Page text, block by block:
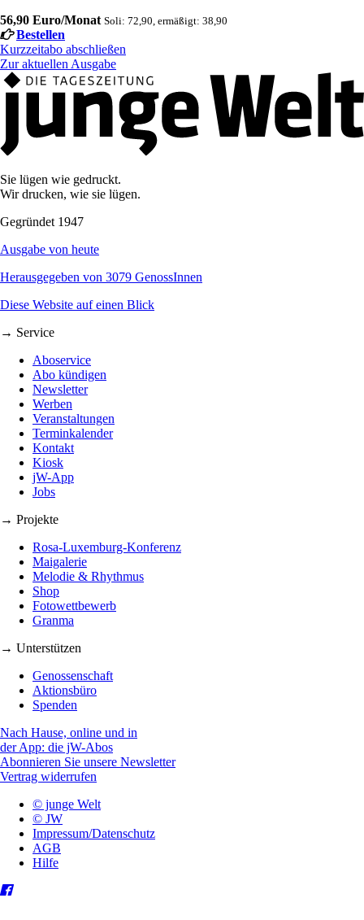
56,90 Euro/Monat Soli: 72,90, ermäßigt: 38,90
Bestellen
Kurzzeitabo abschließen
Zur aktuellen Ausgabe
Sie lügen wie gedruckt.
Wir drucken, wie sie lügen.
Gegründet 1947
Ausgabe von heute
Herausgegeben von 3079 GenossInnen
Diese Website auf einen Blick
→ Service
Aboservice
Abo kündigen
Newsletter
Werben
Veranstaltungen
Terminkalender
Kontakt
Kiosk
jW-App
Jobs
→ Projekte
Rosa-Luxemburg-Konferenz
Maigalerie
Melodie & Rhythmus
Shop
Fotowettbewerb
Granma
→ Unterstützen
Genossenschaft
Aktionsbüro
Spenden
Nach Hause, online und in
der App: die jW-Abos
Abonnieren Sie unsere Newsletter
Vertrag widerrufen
© junge Welt
© JW
Impressum/Datenschutz
AGB
Hilfe